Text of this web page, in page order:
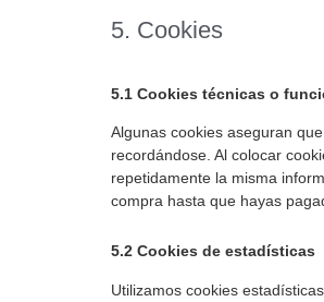
5. Cookies
5.1 Cookies técnicas o
Algunas cookies aseguran
recordándose. Al colocar
repetidamente la misma
compra hasta que hayas
5.2 Cookies de estadísticas
Utilizamos cookies